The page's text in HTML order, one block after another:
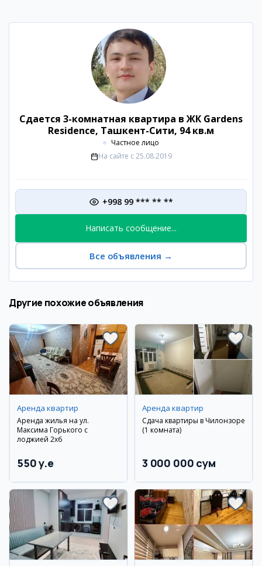
Сдается 3-комнатная квартира в ЖК Gardens
Residence, Ташкент-Сити, 94 кв.м
Частное лицо
На сайте с 25.08.2019
+998 99 *** ** **
Написать сообщение...
Все объявления →
Другие похожие объявления
Аренда квартир
Аренда жилья на ул.
Максима Горького с
лоджией 2x6
550 y.e
Аренда квартир
Сдача квартиры в Чилонзоре
(1 комната)
3 000 000 сум